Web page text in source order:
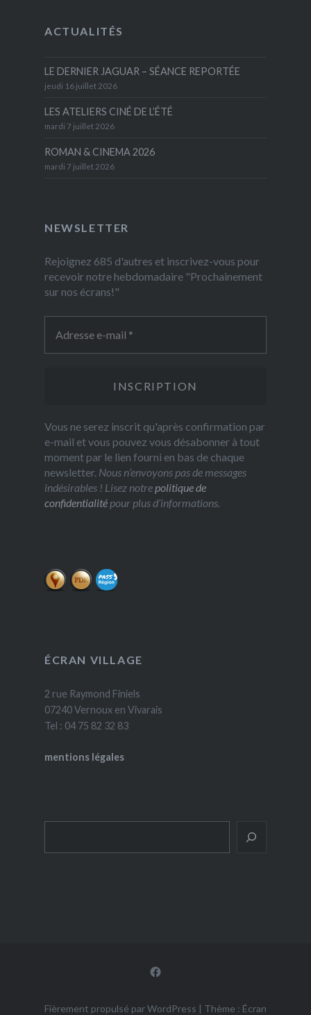
ACTUALITÉS
LE DERNIER JAGUAR – SÉANCE REPORTÉE
jeudi 16 juillet 2026
LES ATELIERS CINÉ DE L’ÉTÉ
mardi 7 juillet 2026
ROMAN & CINEMA 2026
mardi 7 juillet 2026
NEWSLETTER
Rejoignez 685 d'autres et inscrivez-vous pour
recevoir notre hebdomadaire "Prochainement
sur nos écrans!"
Vous ne serez inscrit qu'après confirmation par
e-mail et vous pouvez vous désabonner à tout
moment par le lien fourni en bas de chaque
newsletter. Nous n’envoyons pas de messages
indésirables ! Lisez notre politique de
confidentialitépour plus d’informations.
ÉCRAN VILLAGE
2 rue Raymond Finiels
07240 Vernoux en Vivarais
Tel : 04 75 82 32 83
mentions légales
Facebook
Fièrement propulsé par WordPress | Thème : Écran